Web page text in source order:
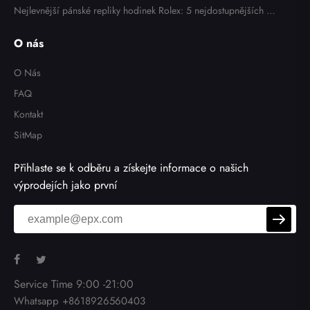
Nejlevnější pánské repliky hodinek Rolex: 5 nejdostupnějších m
O nás
O Nás
FAQ
Kontakt
SitMap
Přihlaste se k odběru a získejte informace o našich
výprodejích jako první
Service Time 9:00 -21:00
Whatsapp +8618926560403